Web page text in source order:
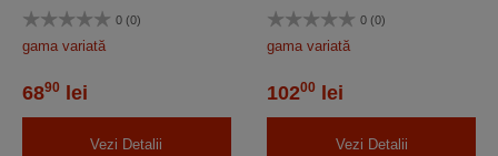
0 (0)
gama variată
6890 lei
Vezi Detalii
0 (0)
gama variată
10200 lei
Vezi Detalii